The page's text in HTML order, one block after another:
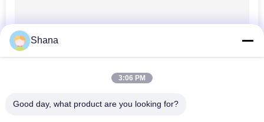
Màn hình quảng cáo
kỹ thuật số để bàn
Shana
3:06 PM
Good day, what product are you looking for?